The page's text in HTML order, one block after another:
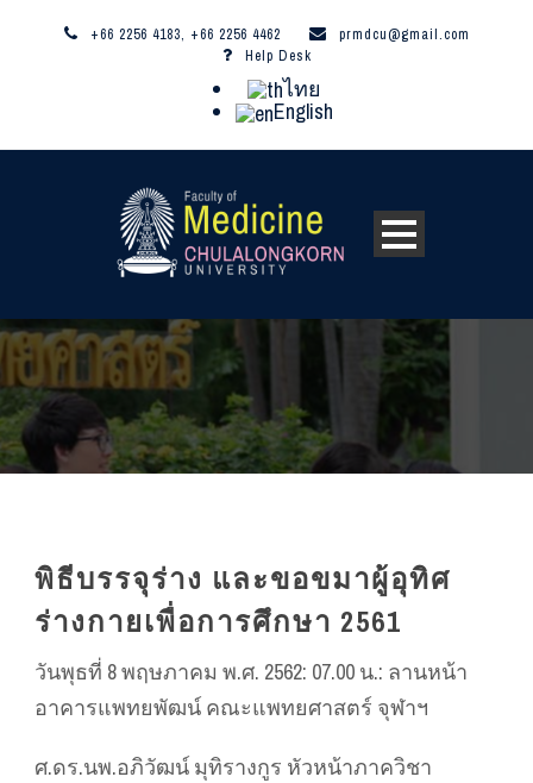
+66 2256 4183, +66 2256 4462
prmdcu@gmail.com
Help Desk
ไทย
English
พิธีบรรจุร่าง และขอขมาผู้อุทิศ
ร่างกายเพื่อการศึกษา 2561
วันพุธที่ 8 พฤษภาคม พ.ศ. 2562: 07.00 น.: ลานหน้า
อาคารแพทยพัฒน์ คณะแพทยศาสตร์ จุฬาฯ
ศ.ดร.นพ.อภิวัฒน์ มุทิรางกูร หัวหน้าภาควิชา